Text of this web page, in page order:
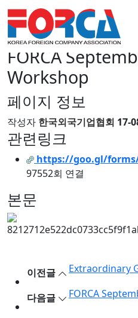
행사안내
FORCA
Workshop
페이지 정보
작성자 한국외국기업협회 17-
관련링크
https://goo.gl/forms/
97552회 연결
본문
이전글 Extraordinary
다음글
FORCA